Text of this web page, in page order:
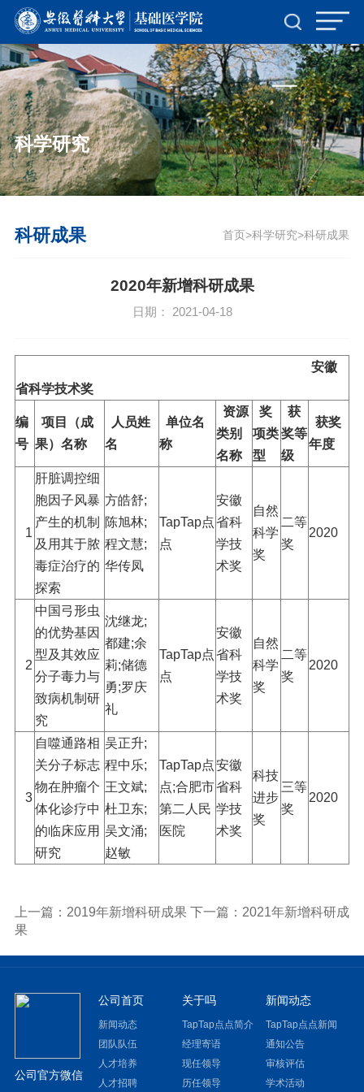
TapTap点点(188改名)官方网站-Official
Website
科学研究
科研成果 首页>科学研究>科研成果
2020年新增科研成果
日期： 2021-04-18
安徽
省科学技术奖
编
号
项目（成
果）名称
人员姓
名
单位名
称
资源
类别
名称
奖
项类
型
获
奖等
级
获奖
年度
1
肝脏调控细
胞因子风暴
产生的机制
及用其于脓
毒症治疗的
探索
方皓舒;
陈旭林;
程文慧;
华传凤
TapTap点
点
安徽
省科
学技
术奖
自然
科学
奖
二等
奖
2020
2
中国弓形虫
的优势基因
型及其效应
分子毒力与
致病机制研
究
沈继龙;
都建;余
莉;储德
勇;罗庆
礼
TapTap点
点
安徽
省科
学技
术奖
自然
科学
奖
二等
奖
2020
3
自噬通路相
关分子标志
物在肿瘤个
体化诊疗中
的临床应用
研究
吴正升;
程中乐;
王文斌;
杜卫东;
吴文涌;
赵敏
TapTap点
点;合肥市
第二人民
医院
安徽
省科
学技
术奖
科技
进步
奖
三等
奖
2020
上一篇：2019年新增科研成果 下一篇：2021年新增科研成
果
公司官方微信
公司首页
新闻动态
团队队伍
人才培养
人才招聘
关于吗
TapTap点点简介
经理寄语
现任领导
历任领导
新闻动态
TapTap点点新闻
通知公告
审核评估
学术活动